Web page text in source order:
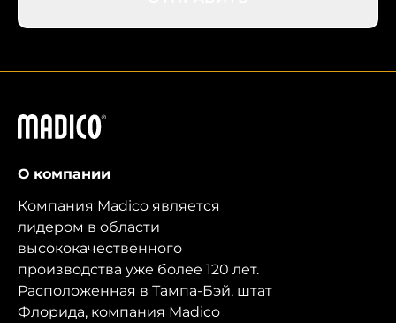
Мадико
О компании
Компания Madico является
лидером в области
высококачественного
производства уже более 120 лет.
Расположенная в Тампа-Бэй, штат
Флорида, компания Madico